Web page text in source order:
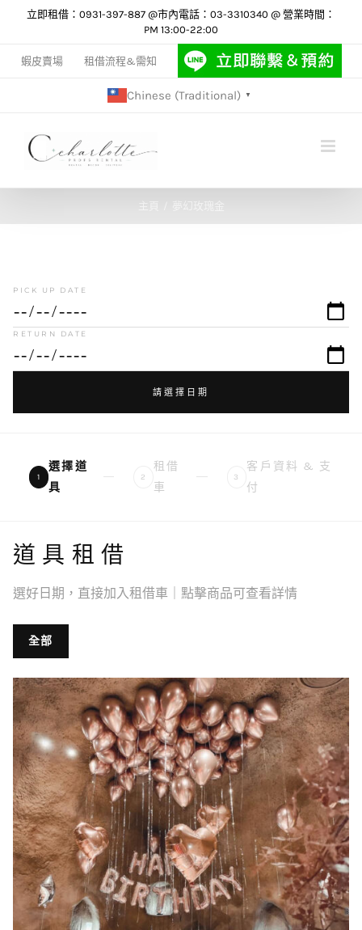
content
立即租借：0931-397-887 @市內電話：03-3310340 @ 營業時間：
PM 13:00-22:00
蝦皮賣場 租借流程&需知
Chinese (Traditional) ▼
夢幻玫瑰金
PICK UP DATE
RETURN DATE
請選擇日期
1
選擇道
具
2
租借
車
3
客戶資料 & 支
付
道具租借
選好日期，直接加入租借車｜點擊商品可查看詳情
全部